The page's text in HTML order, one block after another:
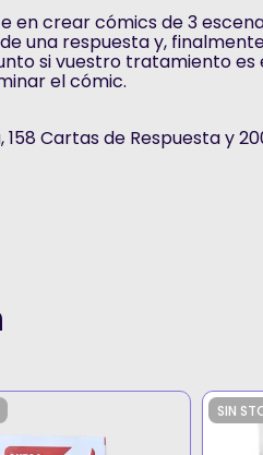
en crear cómics de 3
una respuesta y,
si vuestro tratamiento
el cómic.
Cartas de Respuesta y
SIN